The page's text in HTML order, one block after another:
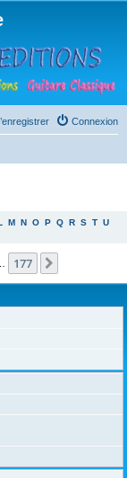
Connexion
M N O P Q R S T U
177